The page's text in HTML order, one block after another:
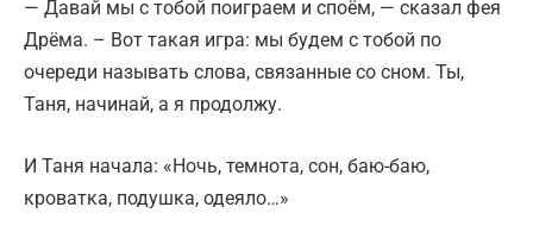
— Давай мы с тобой поиграем и споём, — сказал фея
Дрёма. – Вот такая игра: мы будем с тобой по
очереди называть слова, связанные со сном. Ты,
Таня, начинай, а я продолжу.
И Таня начала: «Ночь, темнота, сон, баю-баю,
кроватка, подушка, одеяло…»